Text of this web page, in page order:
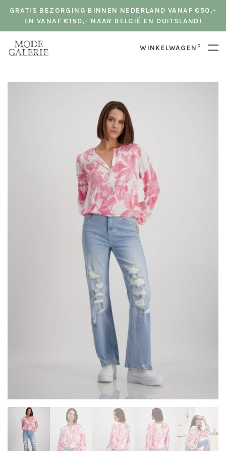
GRATIS BEZORGING BINNEN NEDERLAND VANAF €50,-
EN VANAF €150,- NAAR BELGIË EN DUITSLAND!
WINKELWAGEN 0